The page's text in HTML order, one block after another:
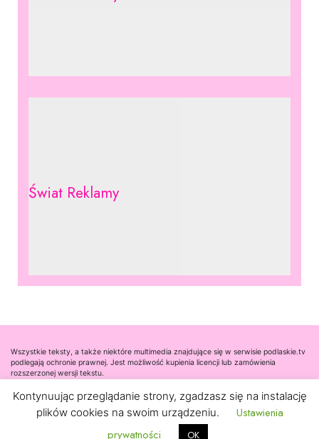
Świat Reklamy
Wszystkie teksty, a także niektóre multimedia znajdujące się w serwisie podlaskie.tv
podlegają ochronie prawnej. Jest możliwość kupienia licencji lub zamówienia
rozszerzonej wersji tekstu.
Współpraca
Kontakt
Kontynuując przeglądanie strony, zgadzasz się na instalację
plików cookies na swoim urządzeniu.
Ustawienia
prywatności
OK